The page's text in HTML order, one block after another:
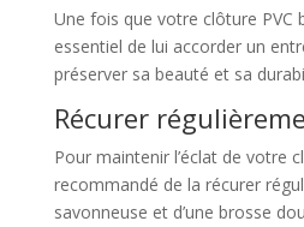
Une fois que votre clôture PVC
essentiel de lui accorder un
préserver sa beauté et sa
Récurer
Pour maintenir l’éclat de votre
recommandé de la récurer
savonneuse et d’une brosse